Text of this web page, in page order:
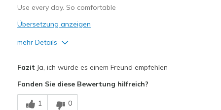
Use every day. So comfortable
Übersetzung anzeigen
mehr Details
Comfortable
Fazit Ja, ich würde es einem Freund empfehlen
Fanden Sie diese Bewertung hilfreich?
1 0